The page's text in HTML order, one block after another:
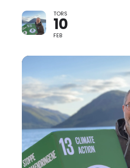
TORS
10
FEB